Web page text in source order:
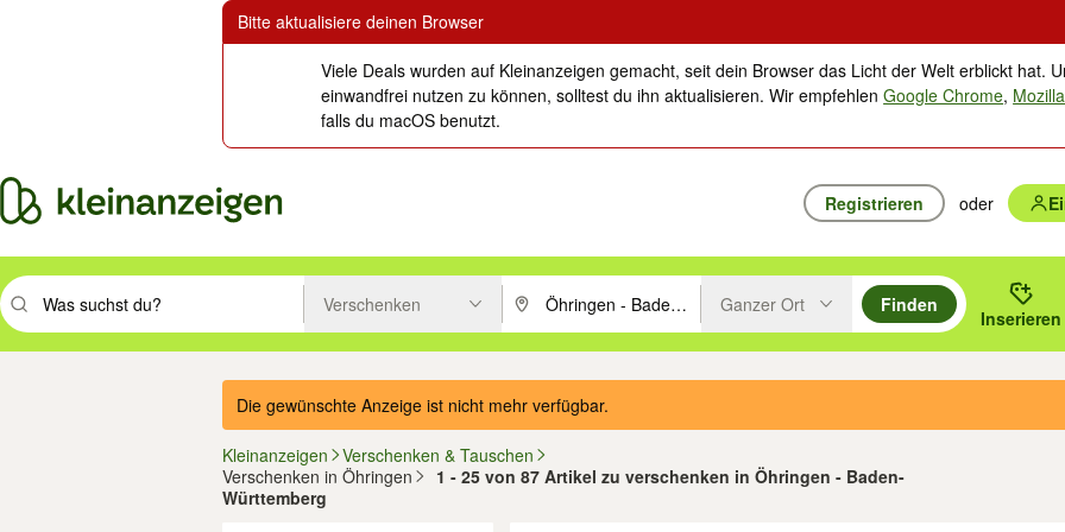
Bitte aktualisiere deinen Browser
Viele Deals wurden auf Kleinanzeigen gemacht, seit dein Browser das Licht der Welt erblickt hat.
einwandfrei nutzen zu können, solltest du ihn aktualisieren. Wir empfehlenGoogle Chrome,
falls du macOS benutzt.
Registrieren oder
Suchbegriff eingeben. Eingabetaste drücken um zu suchen, oder Vorschläge mit den Pfeiltasten nach oben/unten durchsuchen und mit
Verschenken PLZ oder Ort eingeben. Eingabetaste drücken um zu suchen, oder
Ganzer Ort
Finden
Inserieren
Die gewünschte Anzeige ist nicht mehr verfügbar.
Kleinanzeigen
Verschenken & Tauschen
Verschenken in Öhringen
1 - 25 von 87 Artikel zu verschenken in Öhringen - Baden-
Württemberg